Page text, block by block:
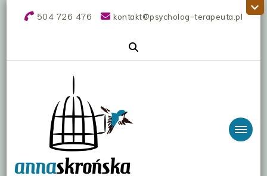
504 726 476 kontakt@psycholog-terapeuta.pl
Anna Skrońska
psycholog
Terapia online. Rozwód, rozstanie, dziecko w
rozwodzie, relacje tel. 504 726 476,
psycholog, terapeuta online, Błonie